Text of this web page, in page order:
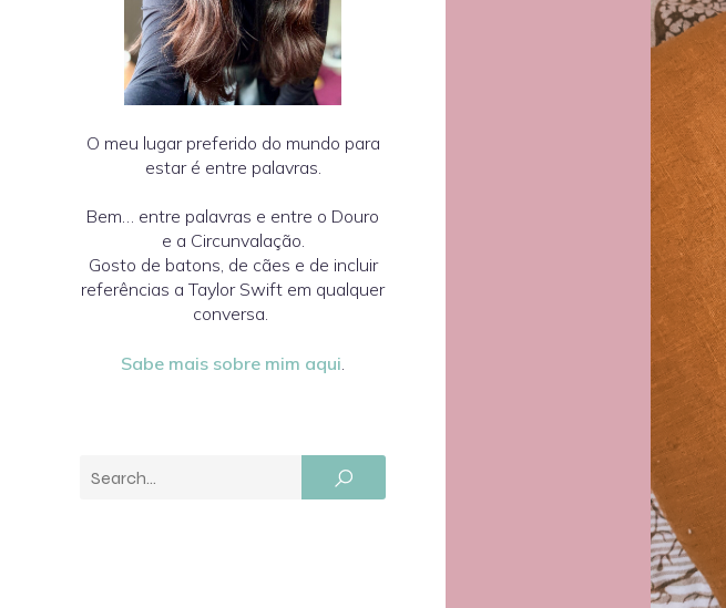
O meu lugar preferido do mundo para
estar é entre palavras.
Bem… entre palavras e entre o Douro
e a Circunvalação.
Gosto de batons, de cães e de incluir
referências a Taylor Swift em qualquer
conversa.
Sabe mais sobre mim aqui.